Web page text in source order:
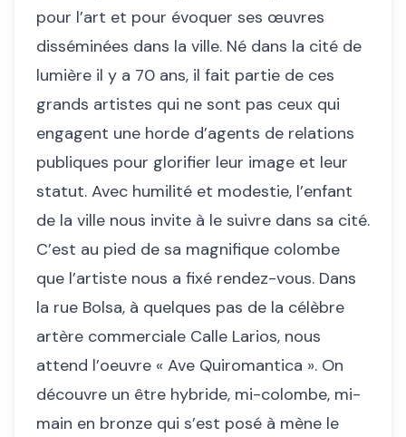
pour l’art et pour évoquer ses œuvres
disséminées dans la ville. Né dans la cité de
lumière il y a 70 ans, il fait partie de ces
grands artistes qui ne sont pas ceux qui
engagent une horde d’agents de relations
publiques pour glorifier leur image et leur
statut. Avec humilité et modestie, l’enfant
de la ville nous invite à le suivre dans sa cité.
C’est au pied de sa magnifique colombe
que l’artiste nous a fixé rendez-vous. Dans
la rue Bolsa, à quelques pas de la célèbre
artère commerciale Calle Larios, nous
attend l’oeuvre « Ave Quiromantica ». On
découvre un être hybride, mi-colombe, mi-
main en bronze qui s’est posé à mène le